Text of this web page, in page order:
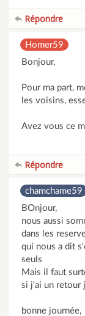
Répondre
Homer59
Bonjour,
Pour ma part,
les voisins,
Avez vous ce
Répondre
chamchame59
BOnjour,
nous aussi
dans les
qui nous a dit
seuls
Mais il faut
si j'ai un retour
bonne journée,